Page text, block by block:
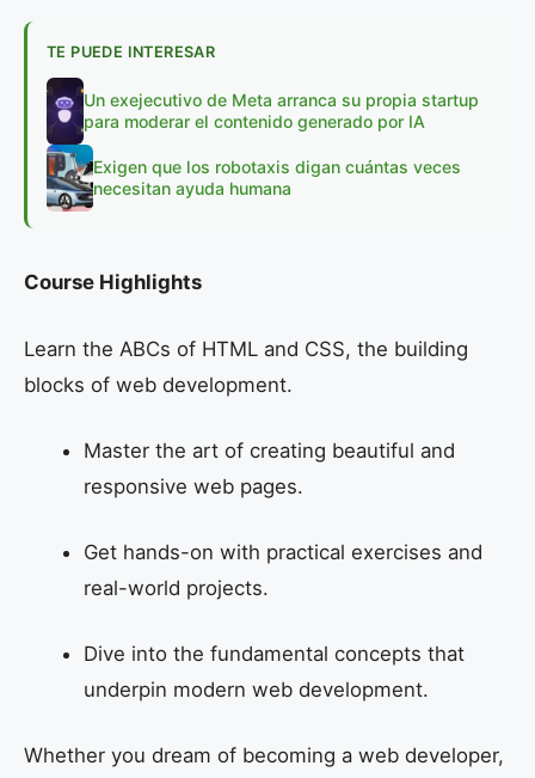
TE PUEDE INTERESAR
Un exejecutivo de Meta arranca su propia startup
para moderar el contenido generado por IA
Exigen que los robotaxis digan cuántas veces
necesitan ayuda humana
Course Highlights
Learn the ABCs of HTML and CSS, the building
blocks of web development.
Master the art of creating beautiful and
responsive web pages.
Get hands-on with practical exercises and
real-world projects.
Dive into the fundamental concepts that
underpin modern web development.
Whether you dream of becoming a web developer,